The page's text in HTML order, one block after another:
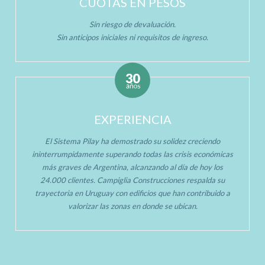
Sin riesgo de devaluación.
Sin anticipos iniciales ni requisitos de ingreso.
EXPERIENCIA
El Sistema Pilay ha demostrado su solidez creciendo
ininterrumpidamente superando todas las crisis económicas
más graves de Argentina, alcanzando al día de hoy los
24.000 clientes. Campiglia Construcciones respalda su
trayectoria en Uruguay con edificios que han contribuido a
valorizar las zonas en donde se ubican.